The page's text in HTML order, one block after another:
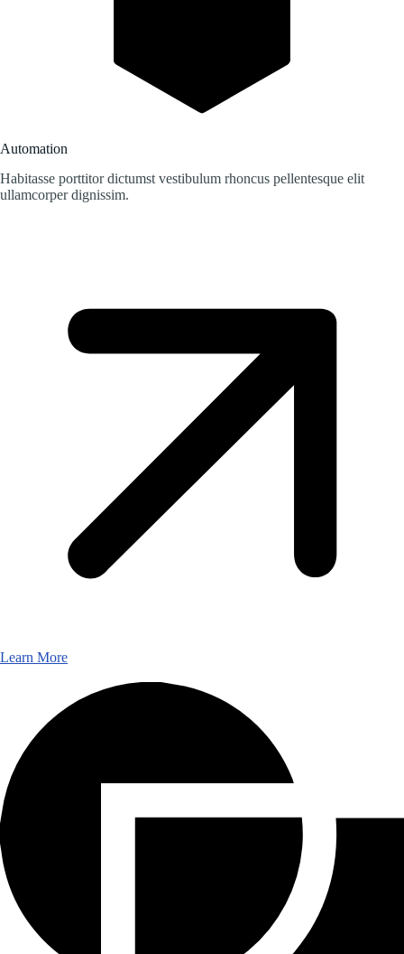
Automation
Habitasse porttitor dictumst vestibulum rhoncus pellentesque elit
ullamcorper dignissim.
Learn More